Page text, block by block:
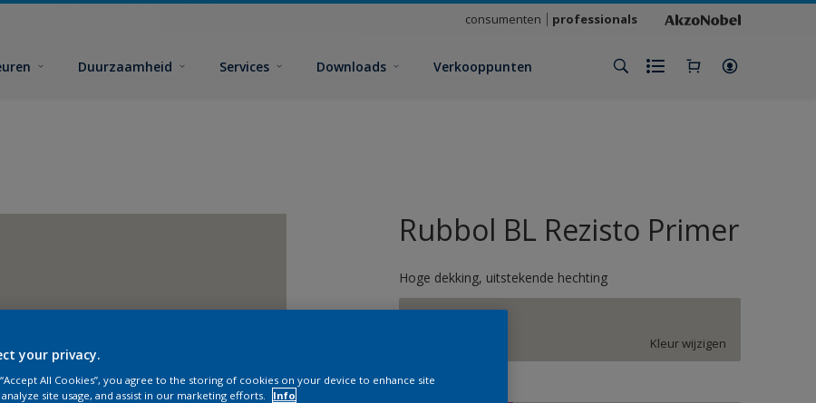
consumenten professionals
Duurzaamheid Services Downloads Verkooppunten
Rubbol BL Rezisto Primer
Hoge dekking, uitstekende hechting
Kleur wijzigen
your privacy.
All Cookies”, you agree to the storing of cookies on your device to enhance site
site usage, and assist in our marketing efforts.
Info